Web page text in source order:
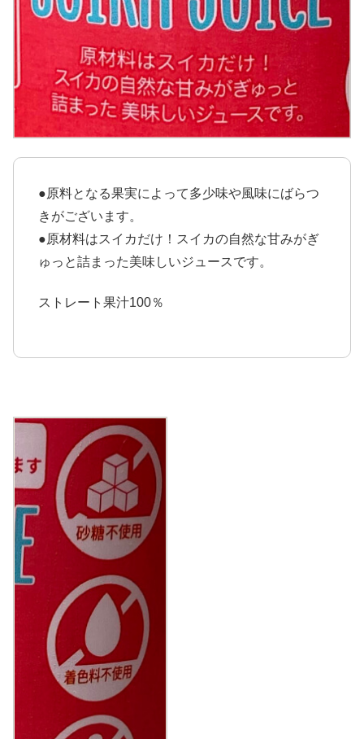
●原料となる果実によって多少味や風味にばらつ
きがございます。
●原材料はスイカだけ！スイカの自然な甘みがぎ
ゅっと詰まった美味しいジュースです。
ストレート果汁100％